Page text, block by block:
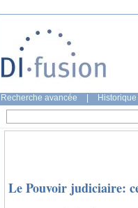
Recherche avancée
Le Pouvoir judiciaire: